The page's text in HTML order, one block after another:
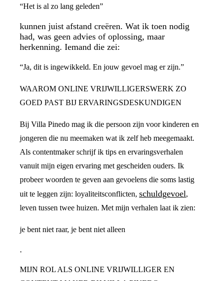
“Het is al zo lang geleden”
kunnen juist afstand creëren. Wat ik toen nodig
had, was geen advies of oplossing, maar
herkenning. Iemand die zei:
“Ja, dit is ingewikkeld. En jouw gevoel mag er zijn.”
WAAROM ONLINE VRIJWILLIGERSWERK ZO
GOED PAST BIJ ERVARINGSDESKUNDIGEN
Bij Villa Pinedo mag ik die persoon zijn voor kinderen en
jongeren die nu meemaken wat ik zelf heb meegemaakt.
Als contentmaker schrijf ik tips en ervaringsverhalen
vanuit mijn eigen ervaring met gescheiden ouders. Ik
probeer woorden te geven aan gevoelens die soms lastig
uit te leggen zijn: loyaliteitsconflicten, schuldgevoel,
leven tussen twee huizen. Met mijn verhalen laat ik zien:
je bent niet raar, je bent niet alleen
.
MIJN ROL ALS ONLINE VRIJWILLIGER EN